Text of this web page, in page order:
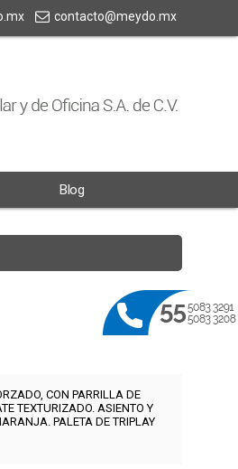
contacto@meydo.mx
Blog
CON PARRILLA DE
TEXTURIZADO.ASIENTO Y
PALETA DE TRIPLAY